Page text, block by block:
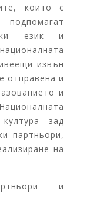
които с
подпомагат
език и
извън
отправена и
и
зад
партньори,
на
и